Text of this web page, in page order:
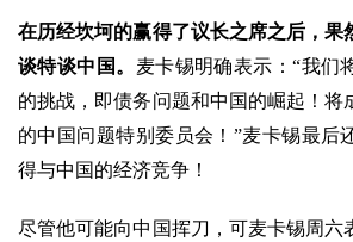
在历经坎坷的赢得了议长之席之后，果
谈特谈中国。 麦卡锡明确表示：“我们
的挑战，即债务问题和中国的崛起！将
的中国问题特别委员会！”麦卡锡最后
得与中国的经济竞争！
尽管他可能向中国挥刀，可麦卡锡周六